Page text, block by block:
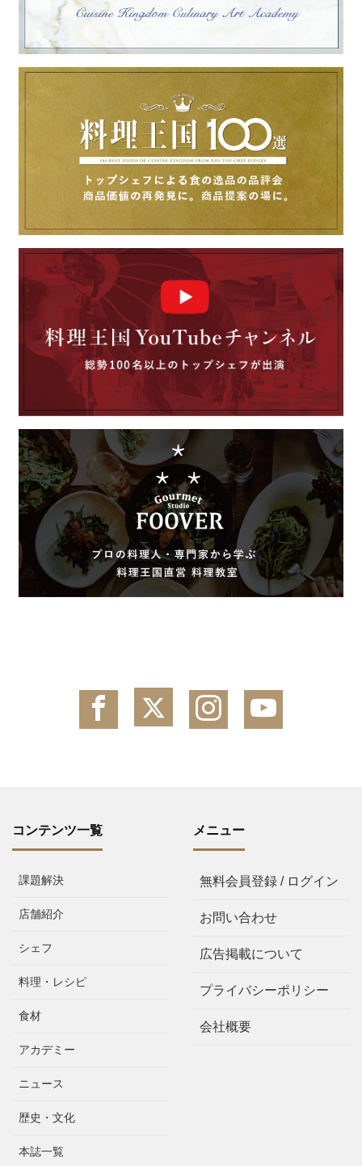
コンテンツ一覧
課題解決
店舗紹介
シェフ
料理・レシピ
食材
アカデミー
ニュース
歴史・文化
本誌一覧
メニュー
無料会員登録 / ログイン
お問い合わせ
広告掲載について
プライバシーポリシー
会社概要